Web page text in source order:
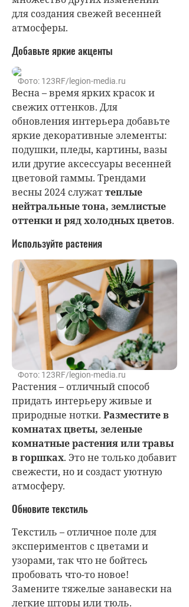
для создания свежей весенней
атмосферы.
Добавьте яркие акценты
Фото: 123RF/legion-media.ru
Весна – время ярких красок и
свежих оттенков. Для
обновления интерьера добавьте
яркие декоративные элементы:
подушки, пледы, картины, вазы
или другие аксессуары весенней
цветовой гаммы. Трендами
весны 2024 служаттеплые
нейтральные тона, землистые
оттенки и ряд холодных цветов.
Используйте растения
Фото: 123RF/legion-media.ru
Растения – отличный способ
придать интерьеру живые и
природные нотки. Разместите в
комнатах цветы, зеленые
комнатные растения или травы
в горшках. Это не только добавит
свежести, но и создаст уютную
атмосферу.
Обновите текстиль
Текстиль – отличное поле для
экспериментов с цветами и
узорами, так что не бойтесь
пробовать что-то новое!
Замените тяжелые занавески на
легкие шторы или тюль.